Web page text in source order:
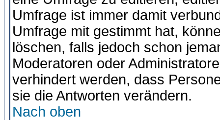
Umfrage ist immer damit
Umfrage mit gestimmt hat,
löschen, falls jedoch schon
Moderatoren oder
verhindert werden, dass
sie die Antworten verändern.
Nach oben